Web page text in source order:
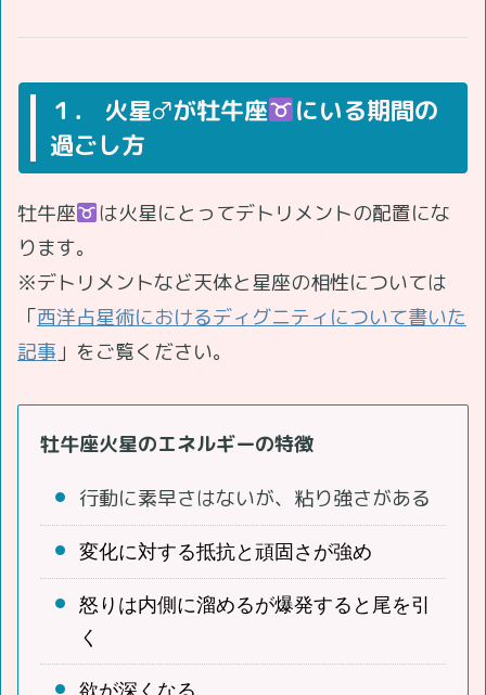
１． 火星♂が牡牛座
にいる期間の
過ごし方
牡牛座
は火星にとってデトリメントの配置にな
ります。
※デトリメントなど天体と星座の相性については
「西洋占星術におけるディグニティについて書いた
記事 」をご覧ください。
牡牛座火星のエネルギーの特徴
行動に素早さはないが、粘り強さがある
変化に対する抵抗と頑固さが強め
怒りは内側に溜めるが爆発すると尾を引
く
欲が深くなる